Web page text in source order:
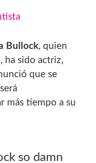
Bullock, quien
ha sido actriz,
que se
más tiempo a su
so damn